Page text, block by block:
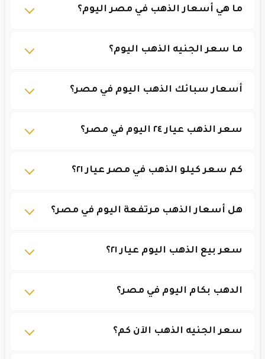
ما هي أسعار الذهب في مصر اليوم؟
ما سعر الجنيه الذهب اليوم؟
أسعار سبائك الذهب اليوم في مصر؟
سعر الذهب عيار ٢٤ اليوم في مصر؟
كم سعر كيلو الذهب في مصر عيار ٢١؟
هل أسعار الذهب مرتفعة اليوم في مصر؟
سعر بيع الذهب اليوم عيار ٢١؟
الدهب بكام اليوم في مصر؟
سعر الجنيه الذهب الآن كم؟